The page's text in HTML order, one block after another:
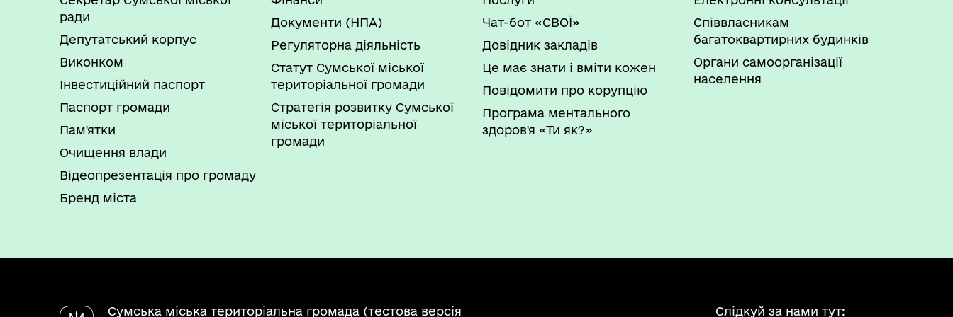
Неділя Вихідний
Планування заходів з питань евакуації на території громади.
Організація та контроль за створенням, накопиченням, збереженням,
розподілом і цільовим використанням міського матеріального резерву.
Підготовка матеріалів для комісії з питань техногенно-екологічної безпеки і
надзвичайних ситуацій.
ради
Депутатський корпус
Виконком
Інвестиційний паспорт
Паспорт громади
Пам'ятки
Очищення влади
Відеопрезентація про громаду
Бренд міста
Документи (НПА)
Регуляторна діяльність
Статут Сумської міської
територіальної громади
Стратегія розвитку Сумської
міської територіальної
громади
Чат-бот «СВОЇ»
Довідник закладів
Це має знати і вміти кожен
Повідомити про корупцію
Програма ментального
здоров'я «Ти як?»
Співвласникам
багатоквартирних будинків
Органи самоорганізації
населення
Сумська міська територіальна громада (тестова версія Слідкуй за нами тут: